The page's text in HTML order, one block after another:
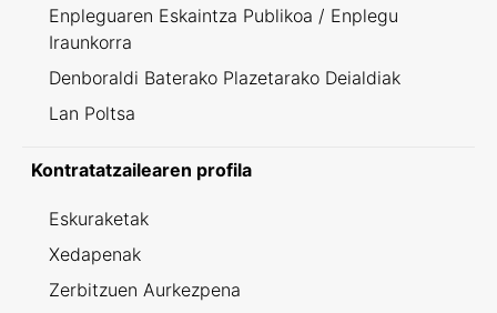
Enpleguaren Eskaintza Publikoa / Enplegu
Iraunkorra
Denboraldi Baterako Plazetarako Deialdiak
Lan Poltsa
Kontratatzailearen profila
Eskuraketak
Xedapenak
Zerbitzuen Aurkezpena